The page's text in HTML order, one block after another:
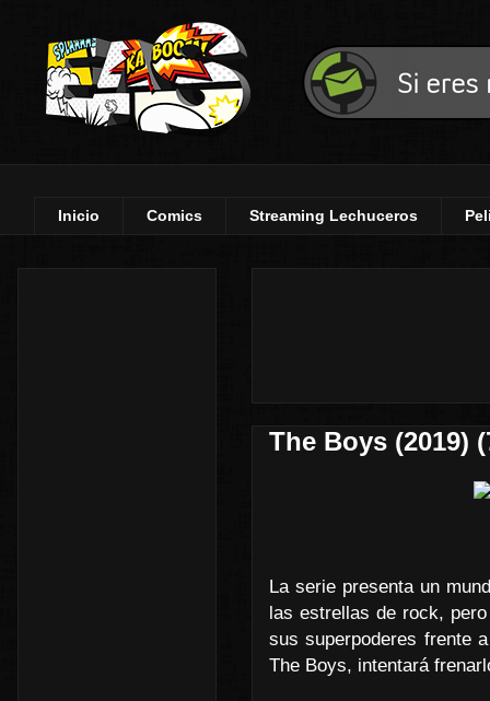
Inicio Comics Streaming Lechuceros
The Boys (2019)
La serie presenta un
las estrellas de rock,
sus superpoderes frente
The Boys, intentará